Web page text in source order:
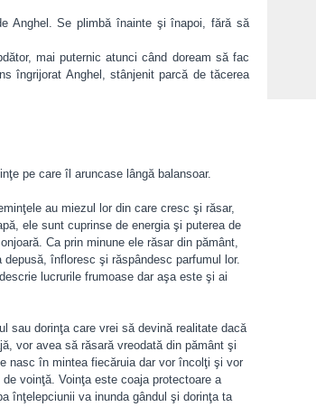
Anghel. Se plimbă înainte şi înapoi, fără să
mai puternic atunci când doream să fac
îngrijorat Anghel, stânjenit parcă de tăcerea
pe care îl aruncase lângă balansoar.
au miezul lor din care cresc şi răsar,
ele sunt cuprinse de energia şi puterea de
Ca prin minune ele răsar din pământ,
înfloresc şi răspândesc parfumul lor.
lucrurile frumoase dar aşa este şi ai
sau dorinţa care vrei să devină realitate dacă
vor avea să răsară vreodată din pământ şi
nasc în mintea fiecăruia dar vor încolţi şi vor
voinţă. Voinţa este coaja protectoare a
înţelepciunii va inunda gândul şi dorinţa ta